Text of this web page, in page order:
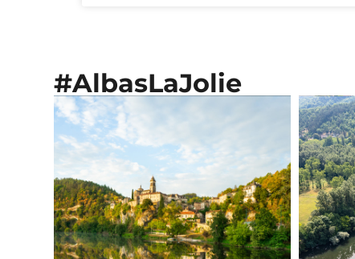
#AlbasLaJolie